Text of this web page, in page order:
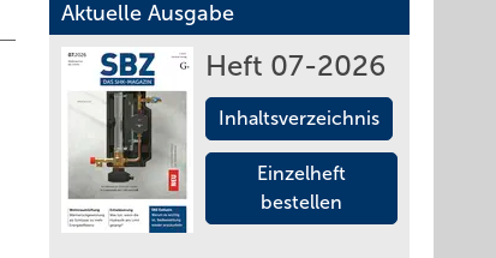
Aktuelle Ausgabe
Heft 07-2026
Inhaltsverzeichnis
Einzelheft
bestellen